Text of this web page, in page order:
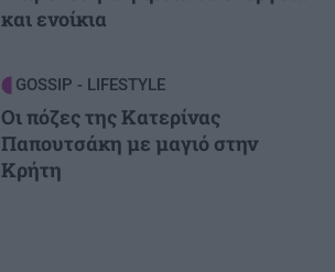
και ενοίκια
GOSSIP - LIFESTYLE
Οι πόζες της Κατερίνας
Παπουτσάκη με μαγιό στην
Κρήτη